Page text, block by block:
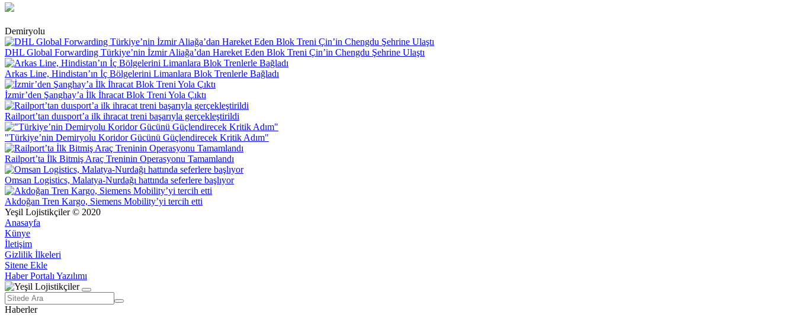
Demiryolu
DHL Global Forwarding Türkiye’nin İzmir Aliağa’dan Hareket Eden Blok Treni Çin’in Chengdu Şehrine Ulaştı
Arkas Line, Hindistan’ın İç Bölgelerini Limanlara Blok Trenlerle Bağladı
İzmir’den Şanghay’a İlk İhracat Blok Treni Yola Çıktı
Railport’tan duısport’a ilk ihracat treni başarıyla gerçekleştirildi
"Türkiye’nin Demiryolu Koridor Gücünü Güçlendirecek Kritik Adım"
Railport’ta İlk Bitmiş Araç Treninin Operasyonu Tamamlandı
Omsan Logistics, Malatya-Nurdağı hattında seferlere başlıyor
Akdoğan Tren Kargo, Siemens Mobility’yi tercih etti
Yeşil Lojistikçiler © 2020
Anasayfa
Künye
İletişim
Gizlilik İlkeleri
Sitene Ekle
Haber Portalı Yazılımı
Haberler